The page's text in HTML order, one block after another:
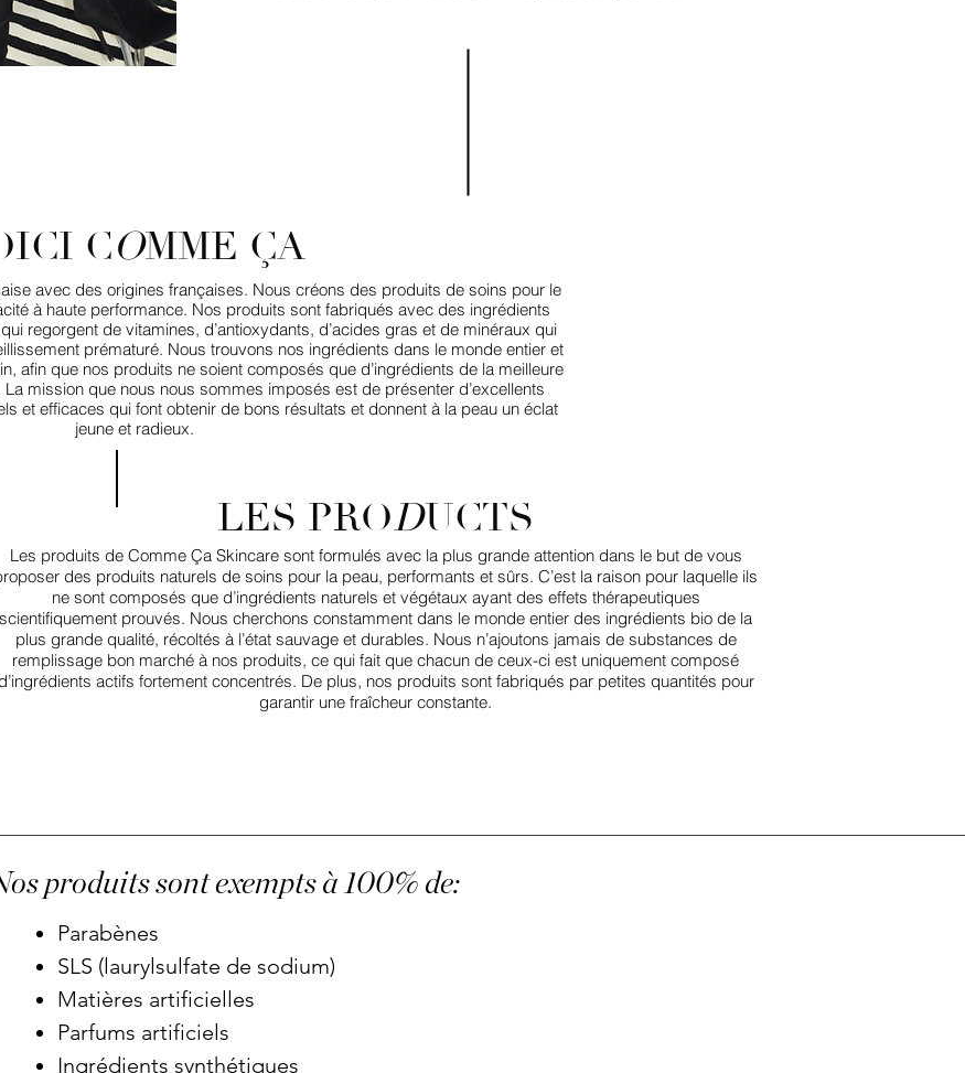
COMME ÇA
avec des origines françaises. Nous créons des produits de soins pour le
à haute performance. Nos produits sont fabriqués avec des ingrédients
regorgent de vitamines, d’antioxydants, d’acides gras et de minéraux qui
prématuré. Nous trouvons nos ingrédients dans le monde entier et
afin que nos produits ne soient composés que d’ingrédients de la meilleure
mission que nous nous sommes imposés est de présenter d’excellents
et efficaces qui font obtenir de bons résultats et donnent à la peau un éclat
jeune et radieux.
Les produits de Comme Ça Skincare sont formulés avec la plus grande attention dans le but de vous
des produits naturels de soins pour la peau, performants et sûrs. C’est la raison pour laquelle ils
ne sont composés que d’ingrédients naturels et végétaux ayant des effets thérapeutiques
scientifiquement prouvés. Nous cherchons constamment dans le monde entier des ingrédients bio de la
plus grande qualité, récoltés à l’état sauvage et durables. Nous n’ajoutons jamais de substances de
remplissage bon marché à nos produits, ce qui fait que chacun de ceux-ci est uniquement composé
actifs fortement concentrés. De plus, nos produits sont fabriqués par petites quantités pour
garantir une fraîcheur constante.
LES PRODUCTS
produits sont exempts à 100% de:
Parabènes
SLS (laurylsulfate de sodium)
Matières artificielles
Parfums artificiels
Ingrédients synthétiques